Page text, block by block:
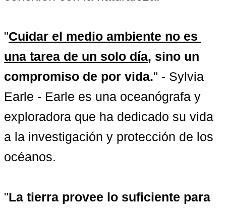
"Cuidar el medio ambiente no es
una tarea de un solo día, sino un
compromiso de por vida." - Sylvia
Earle - Earle es una oceanógrafa y
exploradora que ha dedicado su vida
a la investigación y protección de los
océanos.
"La tierra provee lo suficiente para